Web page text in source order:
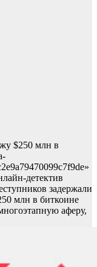
$250 млн в
детектив
задержали
млн в биткоине
аферу,